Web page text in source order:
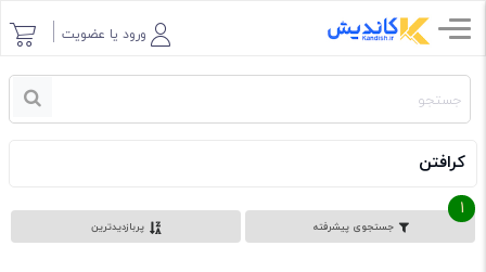
ورود یا عضویت
کرافتن
جستجوی پیشرفته
1
پربازدیدترین